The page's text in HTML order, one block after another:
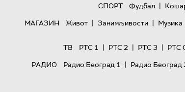
СПОРТ
Фудбал |
МАГАЗИН Живот | Занимљивости | Музика
ТВ
РТС 1 | РТС 2 | РТС 3 | РТС
РАДИО Радио Београд 1 | Радио Београд